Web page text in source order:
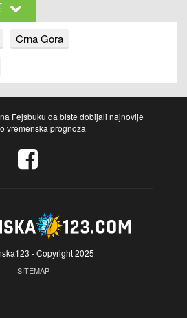
Crna Gora
Fejsbuku da biste dobijali najnovije
vremenska prognoza
- Copyright 2025
SITEMAP